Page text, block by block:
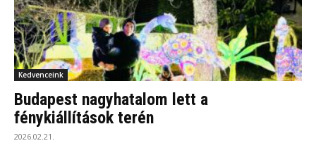
Kedvenceink
Budapest nagyhatalom lett a
fénykiállítások terén
2026.02.21.